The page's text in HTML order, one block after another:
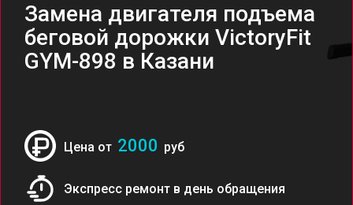
Замена двигателя подъема
беговой дорожки VictoryFit
GYM-898 в Казани
Цена от 2000 руб
Экспресс ремонт в день обращения